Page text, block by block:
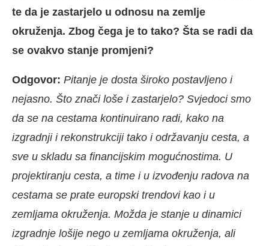
te da je zastarjelo u odnosu na zemlje
okruženja. Zbog čega je to tako? Šta se radi da
se ovakvo stanje promjeni?
Odgovor: Pitanje je dosta široko postavljeno i
nejasno. Što znači loše i zastarjelo? Svjedoci smo
da se na cestama kontinuirano radi, kako na
izgradnji i rekonstrukciji tako i održavanju cesta, a
sve u skladu sa financijskim mogućnostima. U
projektiranju cesta, a time i u izvođenju radova na
cestama se prate europski trendovi kao i u
zemljama okruženja. Možda je stanje u dinamici
izgradnje lošije nego u zemljama okruženja, ali